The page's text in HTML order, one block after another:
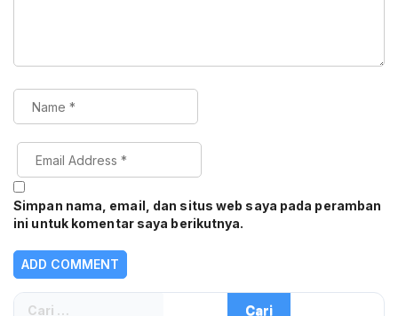
Simpan nama, email, dan situs web saya pada peramban
ini untuk komentar saya berikutnya.
Cari